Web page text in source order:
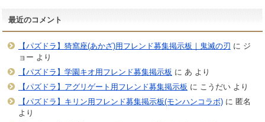
最近のコメント
【パズドラ】猗窩座(あかざ)用フレンド募集掲示板｜鬼滅の刃 に ジ
ョー より
【パズドラ】学園キオ用フレンド募集掲示板 に あ より
【パズドラ】アグリゲート用フレンド募集掲示板 に こうだいより
【パズドラ】キリン用フレンド募集掲示板(モンハンコラボ)に 匿名
より